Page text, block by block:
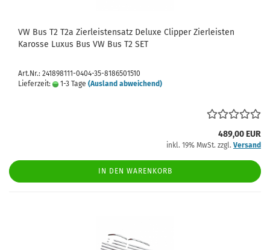
VW Bus T2 T2a Zierleistensatz Deluxe Clipper Zierleisten
Karosse Luxus Bus VW Bus T2 SET
Art.Nr.: 241898111-0404-35-8186501510
Lieferzeit:
1-3 Tage (Ausland abweichend)
489,00 EUR
inkl. 19% MwSt. zzgl. Versand
IN DEN WARENKORB